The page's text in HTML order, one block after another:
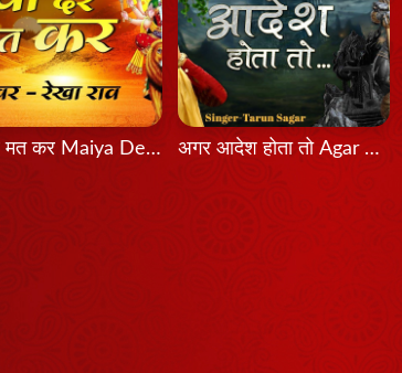
मैया देर मत कर Maiya Der Mat Kar अगर आदेश होता तो Agar Aadesh Hota To